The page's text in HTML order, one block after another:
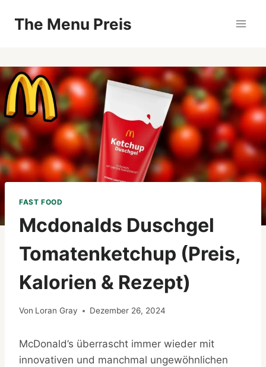
InhaltThe Menu Preis
FAST FOOD
Mcdonalds Duschgel
Tomatenketchup (Preis,
Kalorien & Rezept)
Von Loran Gray Dezember 26, 2024
McDonald’s überrascht immer wieder mit
innovativen und manchmal ungewöhnlichen